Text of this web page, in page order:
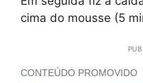
cima do mousse (5